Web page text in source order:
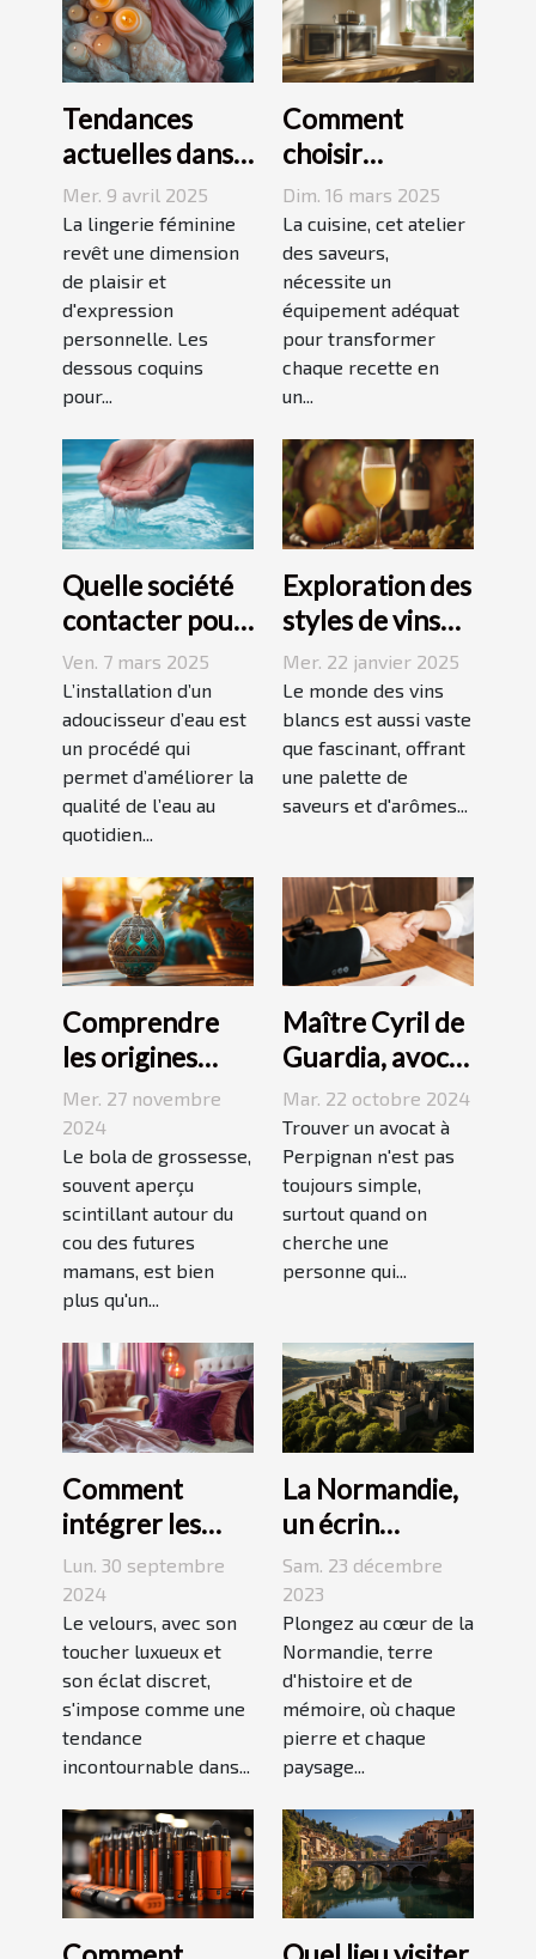
Tendances
actuelles dans
les dessous
coquins pour
femmes
Mer. 9 avril 2025
La lingerie féminine
revêt une dimension
de plaisir et
d'expression
personnelle. Les
dessous coquins
pour...
Comment
choisir
l'équipement
de cuisine idéal
pour vos
recettes
Dim. 16 mars 2025
La cuisine, cet atelier
des saveurs,
nécessite un
équipement adéquat
pour transformer
chaque recette en
un...
Quelle société
contacter pour
l'installation
d'un
adoucisseur
d'eau ?
Ven. 7 mars 2025
L’installation d’un
adoucisseur d’eau est
un procédé qui
permet d’améliorer la
qualité de l’eau au
quotidien...
Exploration des
styles de vins
blancs issus de
vignobles
renommés
Mer. 22 janvier 2025
Le monde des vins
blancs est aussi vaste
que fascinant, offrant
une palette de
saveurs et d'arômes...
Comprendre
les origines
culturelles du
bola de
grossesse
Mer. 27 novembre
2024
Le bola de grossesse,
souvent aperçu
scintillant autour du
cou des futures
mamans, est bien
plus qu'un...
Maître Cyril de
Guardia, avocat
renommé à
Perpignan
Mar. 22 octobre 2024
Trouver un avocat à
Perpignan n'est pas
toujours simple,
surtout quand on
cherche une
personne qui...
Comment
intégrer les
accessoires en
velours dans
votre quotidien
Lun. 30 septembre
2024
Le velours, avec son
toucher luxueux et
son éclat discret,
s'impose comme une
tendance
incontournable dans...
La Normandie,
un écrin
historique pour
des
événements
mémorables
Sam. 23 décembre
2023
Plongez au cœur de la
Normandie, terre
d'histoire et de
mémoire, où chaque
pierre et chaque
paysage...